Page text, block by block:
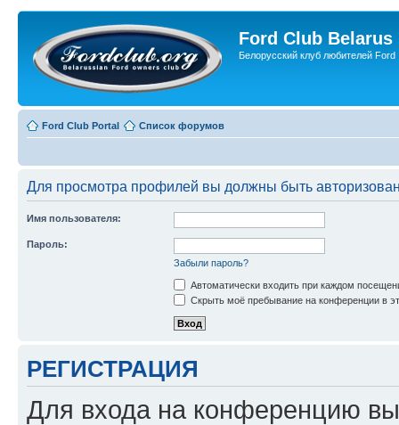
Ford Club Belarus
Белорусский клуб любителей Ford
Ford Club Portal Список форумов
Для просмотра профилей вы должны быть
Имя пользователя:
Пароль:
Забыли пароль?
Автоматически входить при каждом
Скрыть моё пребывание на конференции в
РЕГИСТРАЦИЯ
Для входа на конференцию